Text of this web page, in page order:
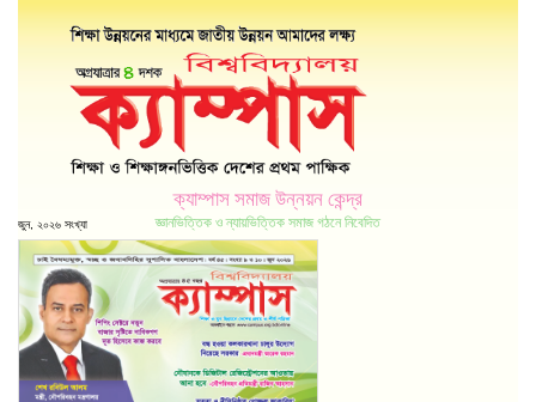
ক্যাম্পাস সমাজ উন্নয়ন কেন্দ্র
জ্ঞানভিত্তিক ও ন্যায়ভিত্তিক সমাজ গঠনে নিবেদিত
জুন, ২০২৬ সংখ্যা